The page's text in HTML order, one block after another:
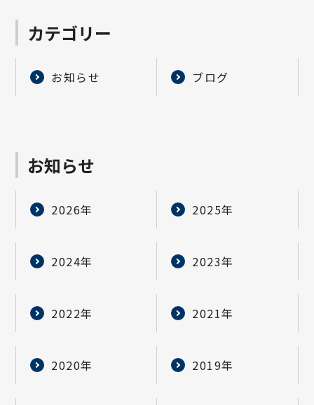
カテゴリー
お知らせ ブログ
お知らせ
2026年 2025年
2024年 2023年
2022年 2021年
2020年 2019年